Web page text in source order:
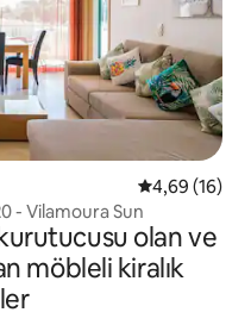
5 üzerinden
4,69 (16)
- Vilamoura Sun
olan ve
möbleli kiralık